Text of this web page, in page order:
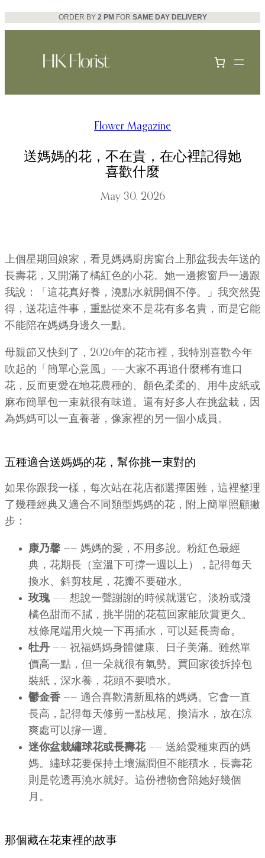
Skip
to
ORDER BY 2 PM FOR SAME DAY DELIVERY
Flower Magazine
送媽媽的花，不在貴，在心裡記得她
喜歡什麼
May 30, 2026
上個星期回娘家，看見媽媽廚房窗台上那盆我去年送的
長壽花，又開滿了橘紅色的小花。她一邊擦窗戶一邊跟
我說：「這花真好養，澆點水就開個不停。」我突然覺
得，送花這件事，重點從來不是花有多名貴，而是它能
不能陪在媽媽身邊久一點。
母親節又快到了，2026年的花市裡，我特別喜歡今年
吹起的「簡單心意風」——大家不再追什麼稀有進口
花，反而更愛在地花農種的、顏色柔柔的、用牛皮紙或
麻布簡單包一束就很有味道。還有好多人在挑盆栽，因
為媽媽可以一直養著，像家裡的另一個小成員。
五種適合送媽媽的花，幫你挑一束對的
如果你跟我一樣，每次站在花店都選擇困難，這裡整理
了幾種經典又適合不同類型媽媽的花，附上簡單照顧撇
步：
康乃馨 —— 媽媽的愛，不用多說。粉紅色最經
典，花期長（室溫下可撐一週以上），記得每天
換水、斜剪枝尾，花瓣不要碰水。
玫瑰—— 想說一聲謝謝的時候就選它。淡粉或淺
橘色甜而不膩，挑半開的花苞回家能欣賞更久。
枝條尾端用火燒一下再插水，可以延長壽命。
牡丹 —— 祝福媽媽身體健康、日子美滿。雖然單
價高一點，但一朵就很有氣勢。買回家後拆掉包
裝紙，深水養，花頭不要噴水。
鬱金香 —— 適合喜歡清新風格的媽媽。它會一直
長高，記得每天修剪一點枝尾、換清水，放在涼
爽處可以撐一週。
迷你盆栽繡球花或長壽花—— 送給愛種東西的媽
媽。繡球花要保持土壤濕潤但不能積水，長壽花
則是乾透再澆水就好。這份禮物會陪她好幾個
月。
那個藏在花束裡的故事